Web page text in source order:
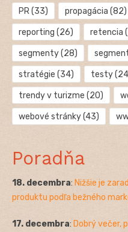
PR(33) propagácia (82)
reporting (26) retencia
segmenty(28)
stratégie (34) testy
trendy v turizme (20)
webové stránky(43)
Poradňa
18. decembra: Nižšie je
produktu podľa bežného
17. decembra: Dobrý večer,